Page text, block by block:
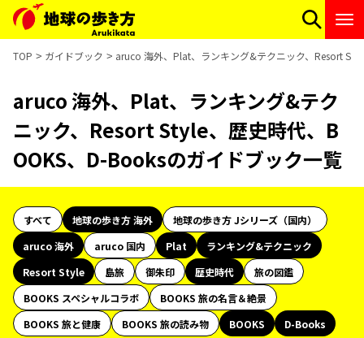
TOP ガイドブック aruco 海外、Plat、ランキング&テクニック、Resort
aruco 海外、Plat、ランキング&テク
ニック、Resort Style、歴史時代、B
OOKS、D-Booksのガイドブック一覧
すべて 地球の歩き方 海外
地球の歩き方 Jシリーズ（国内）
aruco 海外
aruco 国内 Plat
ランキング&テクニック
Resort Style
島旅 御朱印 歴史時代
旅の図鑑
BOOKS スペシャルコラボ
BOOKS 旅の名言＆絶景
BOOKS 旅と健康
BOOKS 旅の読み物 BOOKS
D-Books